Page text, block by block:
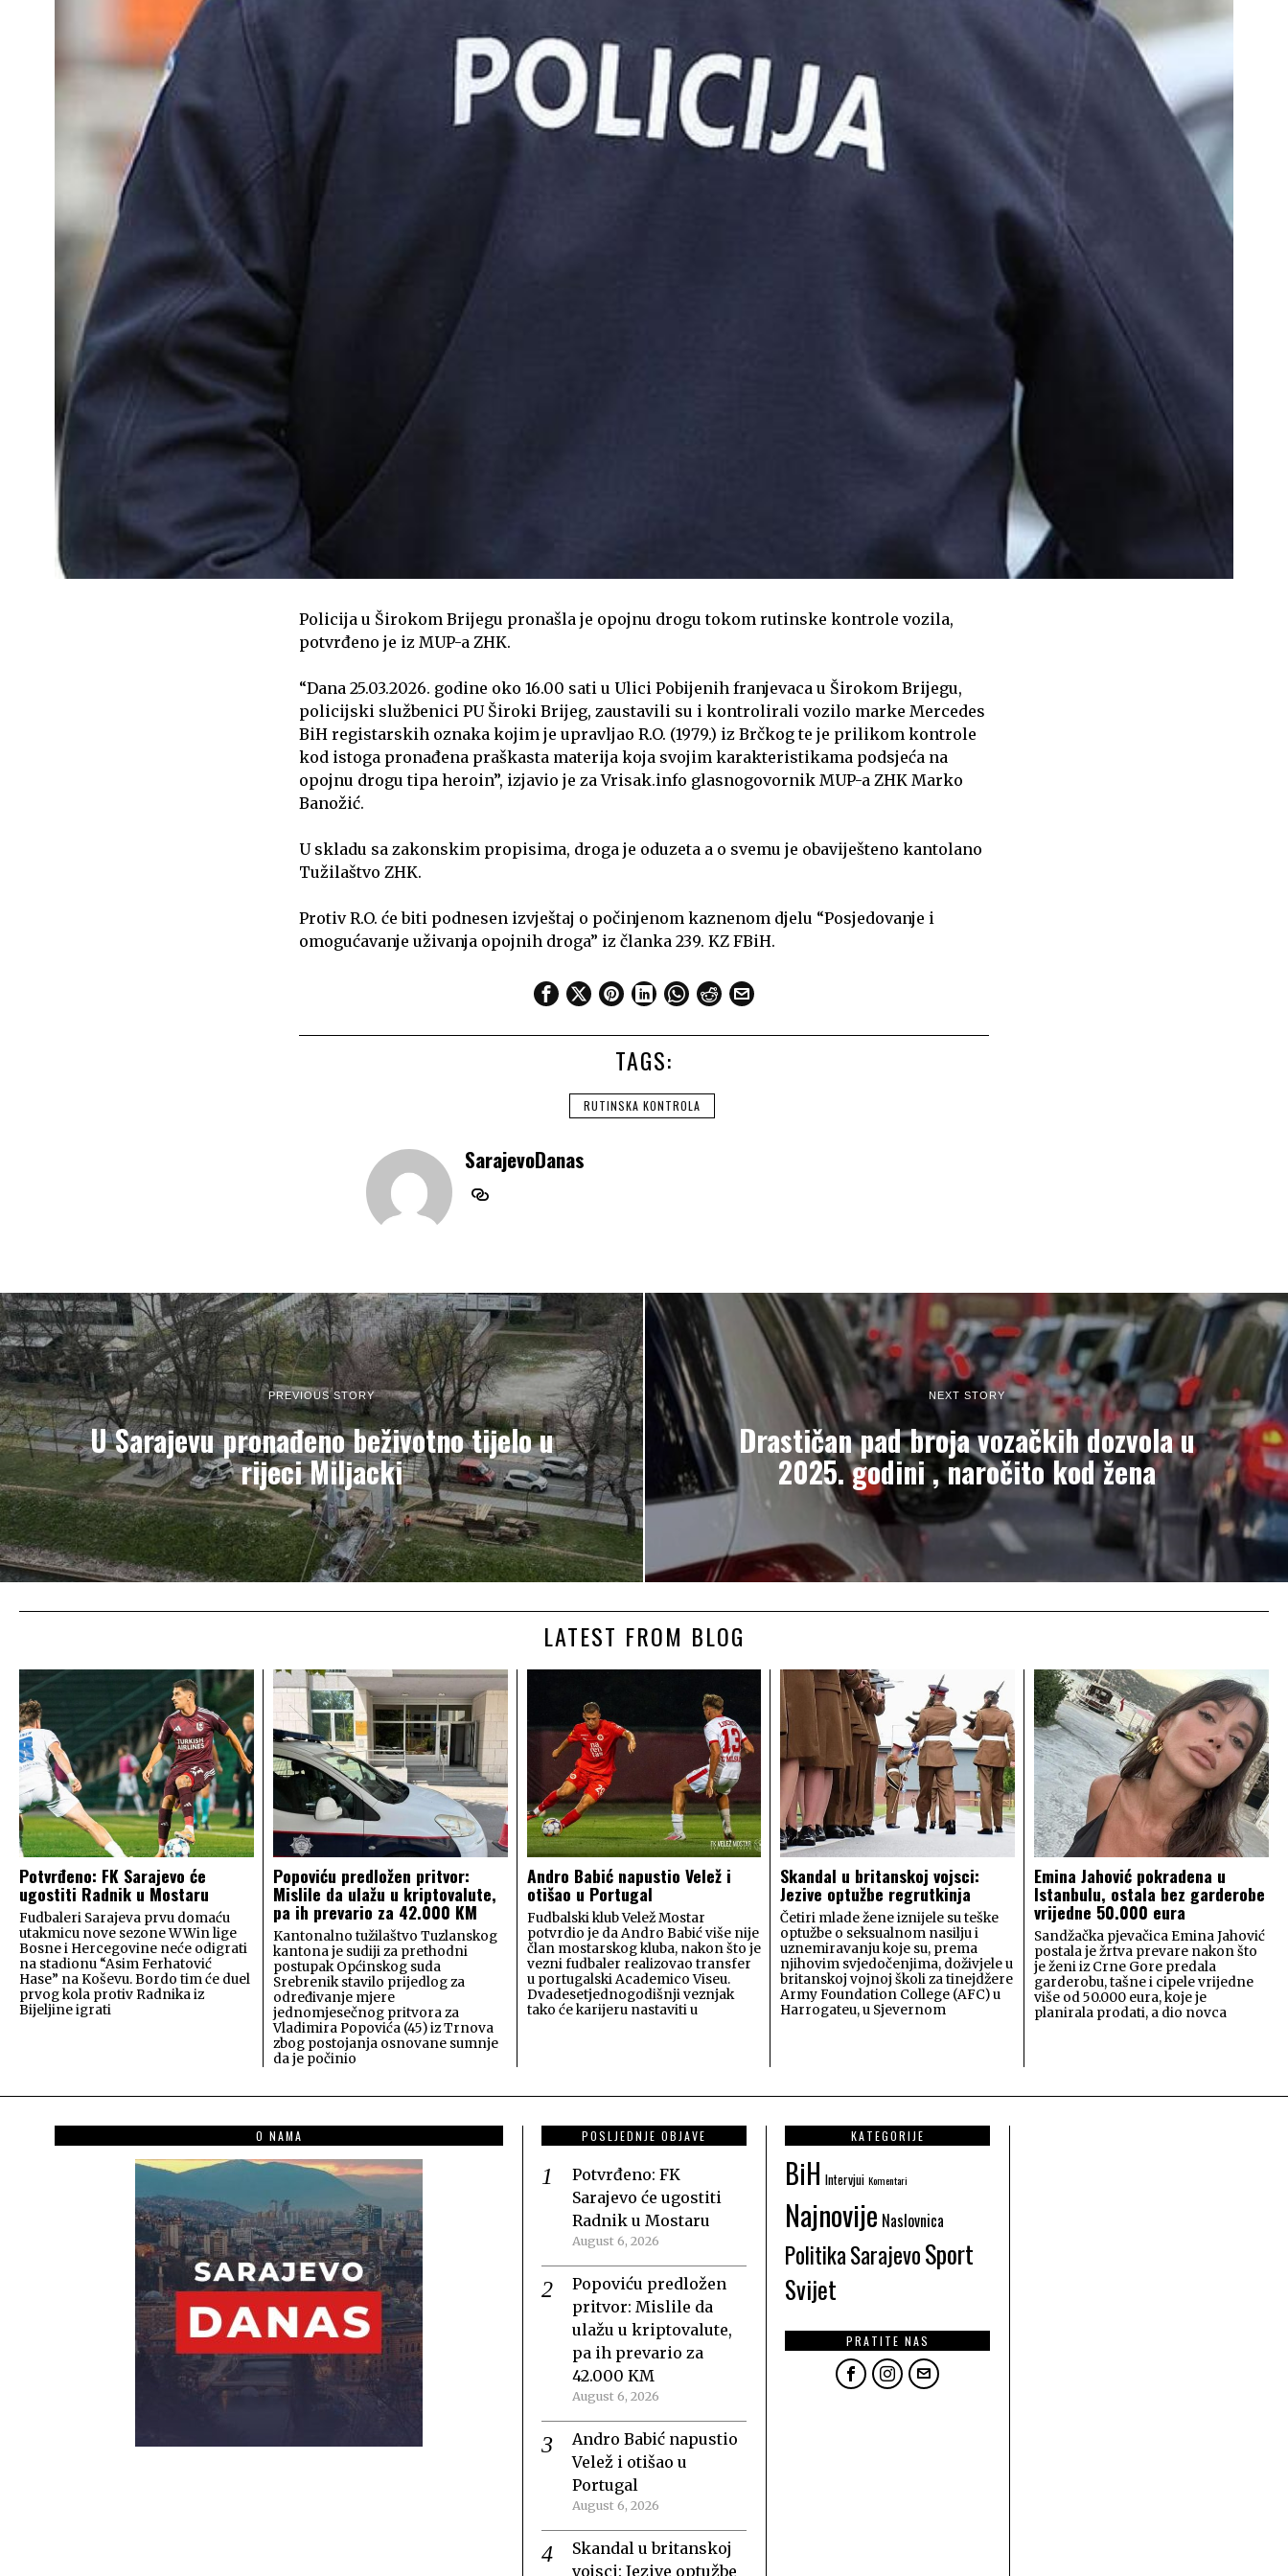
Policija u Širokom Brijegu pronašla je opojnu drogu tokom rutinske kontrole vozila,
potvrđeno je iz MUP-a ZHK.
“Dana 25.03.2026. godine oko 16.00 sati u Ulici Pobijenih franjevaca u Širokom Brijegu,
policijski službenici PU Široki Brijeg, zaustavili su i kontrolirali vozilo marke Mercedes
BiH registarskih oznaka kojim je upravljao R.O. (1979.) iz Brčkog te je prilikom kontrole
kod istoga pronađena praškasta materija koja svojim karakteristikama podsjeća na
opojnu drogu tipa heroin”, izjavio je za Vrisak.info glasnogovornik MUP-a ZHK Marko
Banožić.
U skladu sa zakonskim propisima, droga je oduzeta a o svemu je obaviješteno kantolano
Tužilaštvo ZHK.
Protiv R.O. će biti podnesen izvještaj o počinjenom kaznenom djelu “Posjedovanje i
omogućavanje uživanja opojnih droga” iz članka 239. KZ FBiH.
TAGS:
RUTINSKA KONTROLA
SarajevoDanas
PREVIOUS STORY
U Sarajevu pronađeno beživotno tijelo u
rijeci Miljacki
NEXT STORY
Drastičan pad broja vozačkih dozvola u
2025. godini , naročito kod žena
LATEST FROM BLOG
Potvrđeno: FK Sarajevo će
ugostiti Radnik u Mostaru
Fudbaleri Sarajeva prvu domaću
utakmicu nove sezone WWin lige
Bosne i Hercegovine neće odigrati
na stadionu “Asim Ferhatović
Hase” na Koševu. Bordo tim će duel
prvog kola protiv Radnika iz
Bijeljine igrati
Popoviću predložen pritvor:
Mislile da ulažu u kriptovalute,
pa ih prevario za 42.000 KM
Kantonalno tužilaštvo Tuzlanskog
kantona je sudiji za prethodni
postupak Općinskog suda
Srebrenik stavilo prijedlog za
određivanje mjere
jednomjesečnog pritvora za
Vladimira Popovića (45) iz Trnova
zbog postojanja osnovane sumnje
da je počinio
Andro Babić napustio Velež i
otišao u Portugal
Fudbalski klub Velež Mostar
potvrdio je da Andro Babić više nije
član mostarskog kluba, nakon što je
vezni fudbaler realizovao transfer
u portugalski Academico Viseu.
Dvadesetjednogodišnji veznjak
tako će karijeru nastaviti u
Skandal u britanskoj vojsci:
Jezive optužbe regrutkinja
Četiri mlade žene iznijele su teške
optužbe o seksualnom nasilju i
uznemiravanju koje su, prema
njihovim svjedočenjima, doživjele u
britanskoj vojnoj školi za tinejdžere
Army Foundation College (AFC) u
Harrogateu, u Sjevernom
Emina Jahović pokradena u
Istanbulu, ostala bez garderobe
vrijedne 50.000 eura
Sandžačka pjevačica Emina Jahović
postala je žrtva prevare nakon što
je ženi iz Crne Gore predala
garderobu, tašne i cipele vrijedne
više od 50.000 eura, koje je
planirala prodati, a dio novca
O NAMA POSLJEDNJE OBJAVE
Potvrđeno: FK
Sarajevo će ugostiti
Radnik u Mostaru
August 6, 2026
Popoviću predložen
pritvor: Mislile da
ulažu u kriptovalute,
pa ih prevario za
42.000 KM
August 6, 2026
Andro Babić napustio
Velež i otišao u
Portugal
August 6, 2026
Skandal u britanskoj
vojsci: Jezive optužbe
KATEGORIJE
BiH Intervjui Komentari
Najnovije Naslovnica
PolitikaSarajevoSport
Svijet
PRATITE NAS